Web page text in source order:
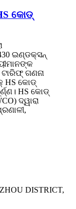
କୋଡ୍
ଇଣ୍ଡକ୍ସନ୍
ଗଣନା
HS କୋଡ୍
HS କୋଡ୍
ଦ୍ୱାରା
DISTRICT,